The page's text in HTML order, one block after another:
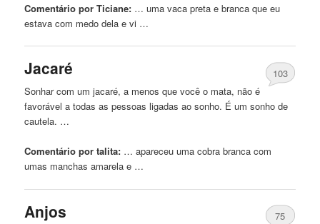
Comentário por Ticiane: … uma vaca preta ebranca que eu
estava com medo dela e vi …
Jacaré
103
Sonhar com um jacaré, a menos que você o mata, não é
favorável a todas as pessoas ligadas ao sonho. É um sonho de
cautela. …
Comentário por talita: … apareceu uma cobrabranca com
umas manchas amarela e …
Anjos
75